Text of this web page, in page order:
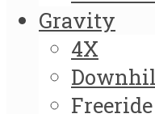
Gravity
4X
Freeride